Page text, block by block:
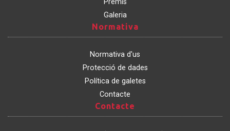
Premis
Galeria
Normativa
Normativa d'us
Protecció de dades
Política de galetes
Contacte
Contacte